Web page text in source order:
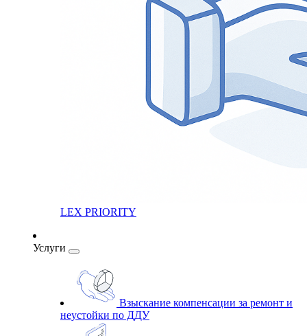
LEX PRIORITY
Услуги
Взыскание компенсации за ремонт и
неустойки по ДДУ